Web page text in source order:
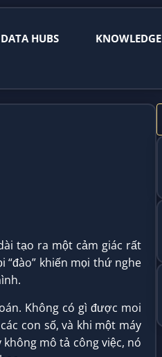
DATA HUBS KNOWLEDGE
tạo ra một cảm giác rất
khiến mọi thứ nghe
Không có gì được moi
con số, và khi một máy
mô tả công việc, nó